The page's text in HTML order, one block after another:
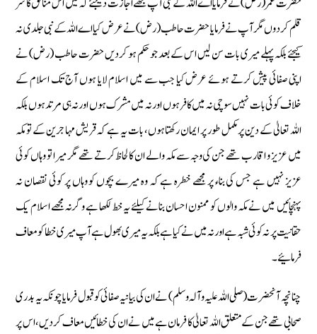
قلم کر دوں مگر آپ نے فرمایا حضرت حاطب (رض) نے عرض کیا اے اللہ کے نبی جلدی نہ
کیجئے بلکہ پہلے میری بات سن لیں اس کے بعد جو حکم ہو کردیں حضرت حاطب (رض) نے
اپنی صفائی پیش کرتے ہوئے عرض کیا جب سے میں اسلام لایا ہوں آج تک اسلام کے
خلاف کوئی بات نہیں سوچی نہ میں کافر ہوں اور نہ میں مشرک ہوں اور نہ ہی مرتد ہوں بلکہ
اللہ تعالیٰ کے دین پر مکمل طور پر ایمان رکھتا ہوں، بات یہ ہے کہ قریش مہاجرین کے تو مکہ
میں عزیز و اقارب تھے جن کی وجہ سے مکہ والے ان کا لحاظ کرتے تھے مگر میرا تو وہاں کوئی
عزیز نہیں ہے جس کی بناء پر مجھے خطرہ ہے کہ وہ میرے بچوں کو وہاں پر کوئی نقصان نہ
پہنچائیں میں نے مکہ والوں کو ممنون احسان بنانے کیلئے یہ خط لکھا ہے وگرنہ مجھے اسلام یک
حقانیت پر نہ کوئی شبہ ہے اور نہ میں نے کیا ہے بلکہ یہ میری بھول ہے آپ میری خطا کو معاف
فرمائیے۔
چنانچہ آنحضرت (صلی اللہ علیہ وآلہ وسلم) نے ان کی بیانیہ صفائی کو قبول فرمایا چونکہ یہ بدری
صحابی تھے جن کے متعلق اللہ تعالیٰ کا فرمان ہے میں نے ان کی خطائیں معاف کردیں، اس پر